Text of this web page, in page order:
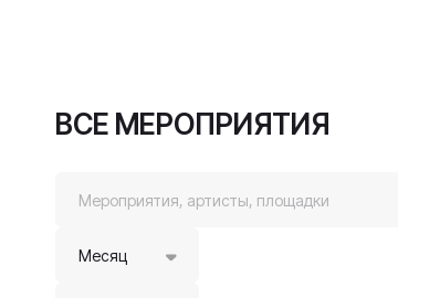
ВСЕ МЕРОПРИЯТИЯ
Месяц